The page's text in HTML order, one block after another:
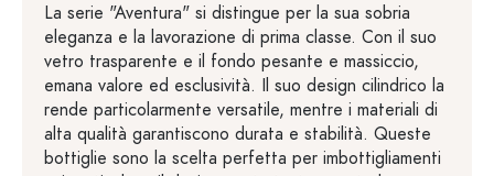
La serie "Aventura" si distingue per la sua sobria
eleganza e la lavorazione di prima classe. Con il suo
vetro trasparente e il fondo pesante e massiccio,
emana valore ed esclusività. Il suo design cilindrico la
rende particolarmente versatile, mentre i materiali di
alta qualità garantiscono durata e stabilità. Queste
bottiglie sono la scelta perfetta per imbottigliamenti